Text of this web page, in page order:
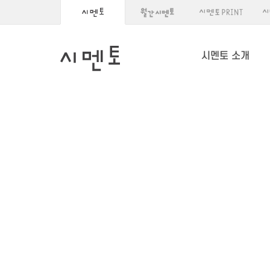
시멘토 소개